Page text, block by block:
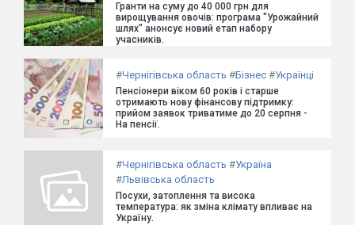
Гранти на суму до 40 000 грн для
вирощування овочів: програма "Урожайний
шлях" анонсує новий етап набору
учасників.
#Чернігівська область #Бізнес #Українці
Пенсіонери віком 60 років і старше
отримають нову фінансову підтримку:
прийом заявок триватиме до 20 серпня -
На пенсії.
#Чернігівська область #Україна
#Львівська область
Посухи, затоплення та висока
температура: як зміна клімату впливає на
Україну.